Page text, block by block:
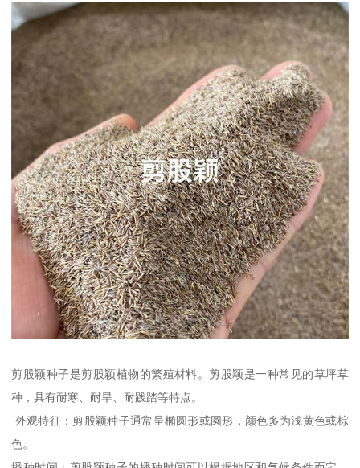
剪股颖种子是剪股颖植物的繁殖材料。剪股颖是一种常见的草坪草
种，具有耐寒、耐旱、耐践踏等特点。
外观特征：剪股颖种子通常呈椭圆形或圆形，颜色多为浅黄色或棕
色。